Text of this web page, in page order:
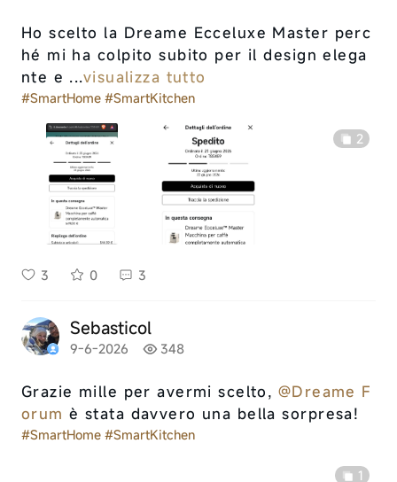
Ho scelto la Dreame Ecceluxe Master perc
hé mi ha colpito subito per il design elega
nte e ...visualizza tutto
#SmartHome #SmartKitchen
2
3 0 3
Sebasticol
9-6-2026 348
Grazie mille per avermi scelto, @Dreame F
orum è stata davvero una bella sorpresa!
#SmartHome #SmartKitchen
1